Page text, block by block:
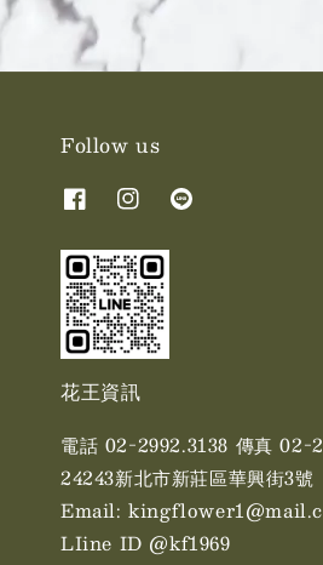
Follow us
花王資訊
電話 02-2992.3138 傳真 02-
24243新北市新莊區華興街3號
Email:
LIine ID @kf1969